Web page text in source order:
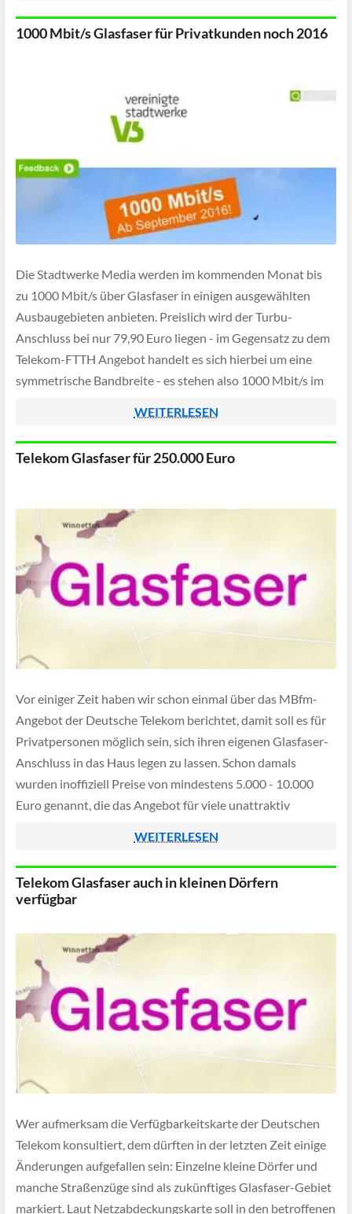
1000 Mbit/s Glasfaser für Privatkunden noch 2016
Die Stadtwerke Media werden im kommenden Monat bis
zu 1000 Mbit/s über Glasfaser in einigen ausgewählten
Ausbaugebieten anbieten. Preislich wird der Turbu-
Anschluss bei nur 79,90 Euro liegen - im Gegensatz zu dem
Telekom-FTTH Angebot handelt es sich hierbei um eine
symmetrische Bandbreite - es stehen also 1000 Mbit/s im
WEITERLESEN
Telekom Glasfaser für 250.000 Euro
Vor einiger Zeit haben wir schon einmal über das MBfm-
Angebot der Deutsche Telekom berichtet, damit soll es für
Privatpersonen möglich sein, sich ihren eigenen Glasfaser-
Anschluss in das Haus legen zu lassen. Schon damals
wurden inoffiziell Preise von mindestens 5.000 - 10.000
Euro genannt, die das Angebot für viele unattraktiv
WEITERLESEN
Telekom Glasfaser auch in kleinen Dörfern
verfügbar
Wer aufmerksam die Verfügbarkeitskarte der Deutschen
Telekom konsultiert, dem dürften in der letzten Zeit einige
Änderungen aufgefallen sein: Einzelne kleine Dörfer und
manche Straßenzüge sind als zukünftiges Glasfaser-Gebiet
markiert. Laut Netzabdeckungskarte soll in den betroffenen